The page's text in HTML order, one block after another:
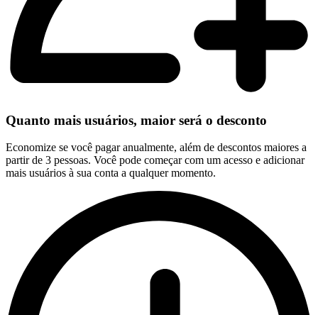
Quanto mais usuários, maior será o desconto
Economize se você pagar anualmente, além de descontos maiores a
partir de 3 pessoas. Você pode começar com um acesso e adicionar
mais usuários à sua conta a qualquer momento.